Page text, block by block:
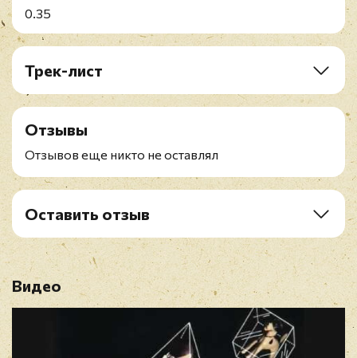
0.35
Трек-лист
A1. Lay Me Down
A2. You Make Me Feel So Good
A3. Shame
A4. My Baby Loves Me
B1. Child In Time
B2. Let It Slide
Отзывы
Отзывов еще никто не оставлял
Оставить отзыв
Имя*
Видео